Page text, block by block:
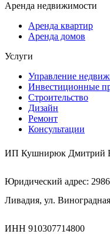
Аренда недвижимости
Аренда квартир
Аренда домов
Услуги
Управление
Инвестиционные
Строительство
Дизайн
Ремонт
Консультации
ИП Кушнирюк Дмитрий
Юридический адрес:
Ливадия, ул.
ИНН 910307714800